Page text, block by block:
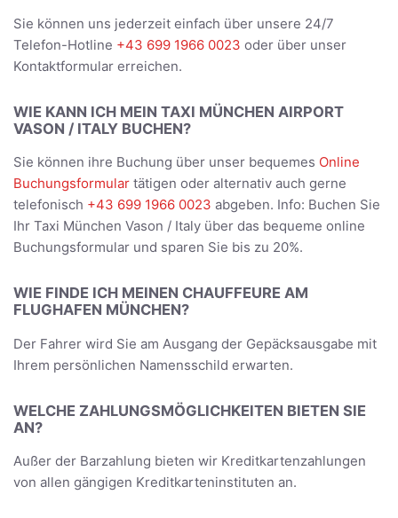
Sie können uns jederzeit einfach über unsere 24/7
Telefon-Hotline +43 699 1966 0023 oder über unser
Kontaktformular erreichen.
WIE KANN ICH MEIN TAXI MÜNCHEN AIRPORT
VASON / ITALY BUCHEN?
Sie können ihre Buchung über unser bequemes Online
Buchungsformular tätigen oder alternativ auch gerne
telefonisch +43 699 1966 0023 abgeben. Info: Buchen Sie
Ihr Taxi München Vason / Italy über das bequeme online
Buchungsformular und sparen Sie bis zu 20%.
WIE FINDE ICH MEINEN CHAUFFEURE AM
FLUGHAFEN MÜNCHEN?
Der Fahrer wird Sie am Ausgang der Gepäcksausgabe mit
Ihrem persönlichen Namensschild erwarten.
WELCHE ZAHLUNGSMÖGLICHKEITEN BIETEN SIE
AN?
Außer der Barzahlung bieten wir Kreditkartenzahlungen
von allen gängigen Kreditkarteninstituten an.